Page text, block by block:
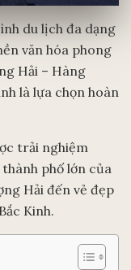
du lịch đa dạng
văn hóa phong
Hải – Hàng
là lựa chọn hoàn
trải nghiệm
phố lớn của
Hải đến vẻ đẹp
Kinh.